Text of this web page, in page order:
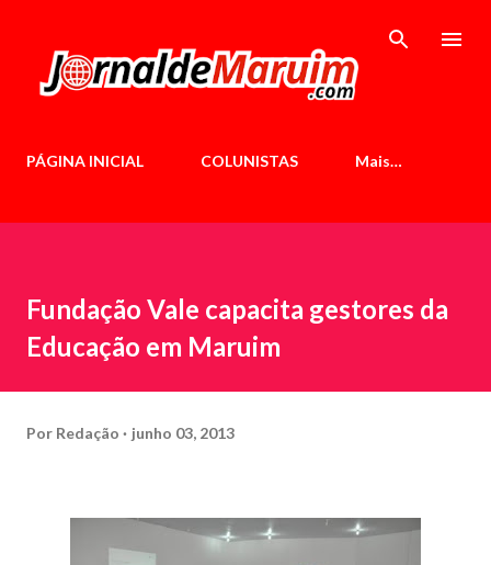
PÁGINA INICIAL COLUNISTAS Mais…
Fundação Vale capacita gestores da
Educação em Maruim
Por Redação junho 03, 2013